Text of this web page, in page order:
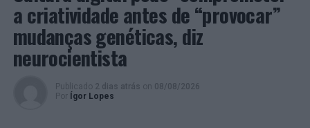
realidade, o edil lembrou o “relançamento do trabalho
Casa da Juventude e a criação do Conselho de Juventude,
cujo regime jurídico remonta a 2009, mas que só agora,
em Barcelos, viu a luz do dia”.
Noutro âmbito, o autarca sublinhou “a intensa
a criatividade antes de “provocar”
mudanças genéticas, diz
neurocientista
Publicado 2 dias atrás on 08/08/2026
Por
Ígor Lopes